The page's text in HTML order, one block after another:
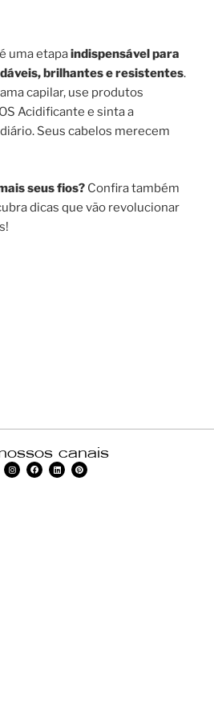
é uma etapaindispensável para
brilhantes e resistentes.
capilar, use produtos
Acidificante e sinta a
Seus cabelos merecem
seus fios? Confira também
dicas que vão revolucionar
canais